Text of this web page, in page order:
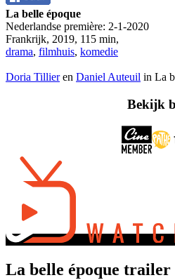
La belle époque
Nederlandse première: 2-1-2020
Frankrijk, 2019, 115 min,
drama, filmhuis, komedie
Doria Tillieren Daniel Auteuil in La
Bekijk
La belle époque trailer